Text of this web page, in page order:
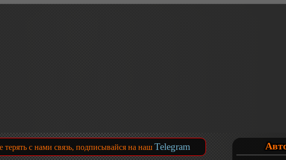
терять с нами связь, подписывайся на наш Telegram